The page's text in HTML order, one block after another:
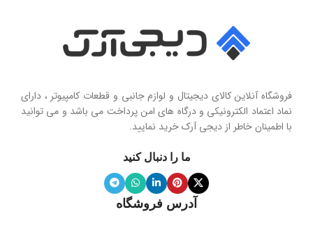
فروشگاه آنلاین کالای دیجیتال و لوازم جانبی و قطعات کامپیوتر ، دارای
نماد اعتماد الکترونیکی و درگاه های امن پرداخت می باشد و می توانید
با اطمینان خاطر از دیجی آرک خرید نمایید.
ما را دنبال کنید
آدرس فروشگاه